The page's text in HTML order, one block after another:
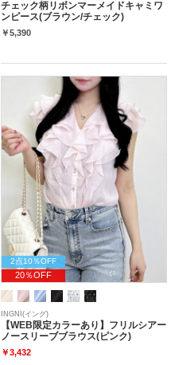
チェック柄リボンマーメイドキャミワ
ンピース(ブラウン/チェック)
￥5,390
2点10％OFF
20％OFF
INGNI(イング)
【WEB限定カラーあり】フリルシアー
ノースリーブブラウス(ピンク)
￥3,432